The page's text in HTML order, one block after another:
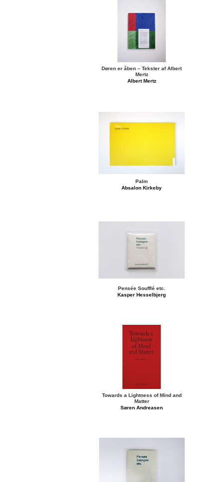
Døren er åben – Tekster af Albert
Mertz
Albert Mertz
Palm
Absalon Kirkeby
Pensée Soufflé etc.
Kasper Hesselbjerg
Towards a Lightness of Mind and
Matter
Søren Andreasen